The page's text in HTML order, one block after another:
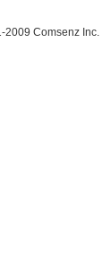
2009 Comsenz Inc.